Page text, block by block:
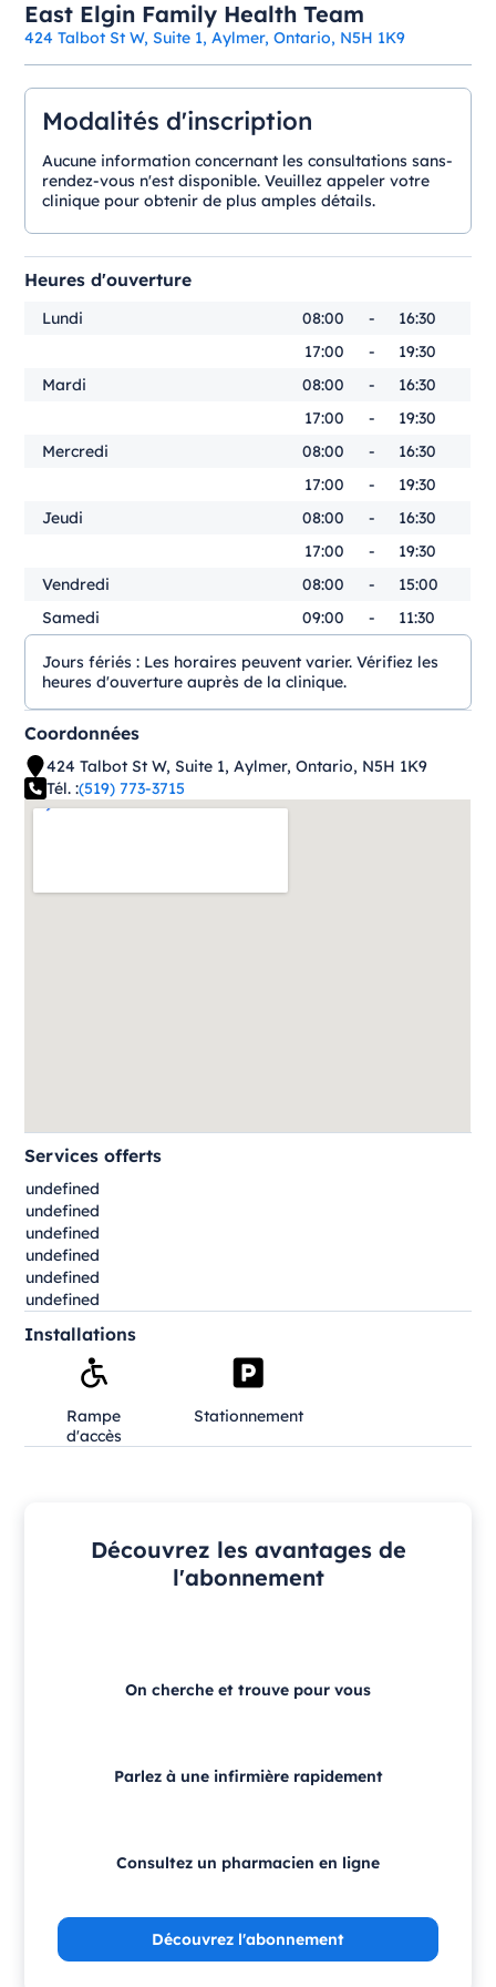
East Elgin Family Health Team
424 Talbot St W, Suite 1, Aylmer, Ontario, N5H 1K9
Modalités d'inscription
Aucune information concernant les consultations sans-
rendez-vous n'est disponible. Veuillez appeler votre
clinique pour obtenir de plus amples détails.
Heures d'ouverture
Lundi 08:00 -
16:30
17:00
-
19:30
Mardi
08:00 -
16:30
17:00
-
19:30
Mercredi
08:00 -
16:30
17:00
-
19:30
Jeudi
08:00 -
16:30
17:00
-
19:30
Vendredi
08:00 -
15:00
Samedi
09:00 - 11:30
Jours fériés : Les horaires peuvent varier. Vérifiez les
heures d'ouverture auprès de la clinique.
Coordonnées
424 Talbot St W, Suite 1, Aylmer, Ontario, N5H 1K9
Tél. :(519) 773-3715
Services offerts
undefined
undefined
undefined
undefined
undefined
undefined
Installations
Rampe
d'accès
Stationnement
Découvrez les avantages de
l'abonnement
On cherche et trouve pour vous
Parlez à une infirmière rapidement
Consultez un pharmacien en ligne
Découvrez l'abonnement